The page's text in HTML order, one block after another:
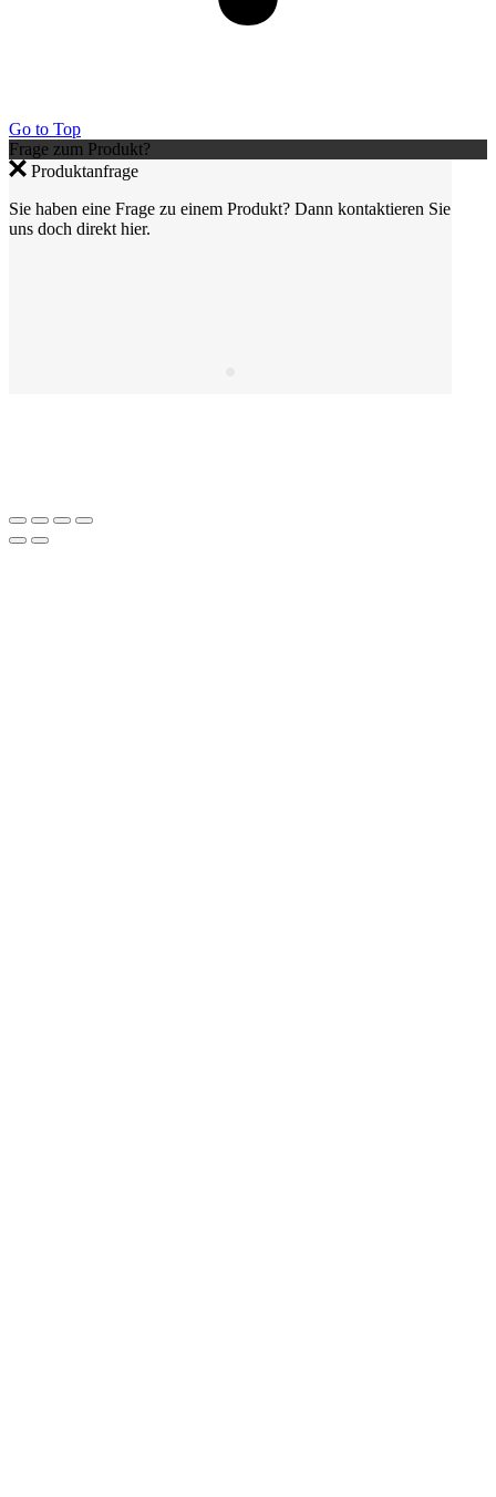
Go to Top
Frage zum Produkt?
Produktanfrage
Sie haben eine Frage zu einem Produkt? Dann kontaktieren Sie
uns doch direkt hier.